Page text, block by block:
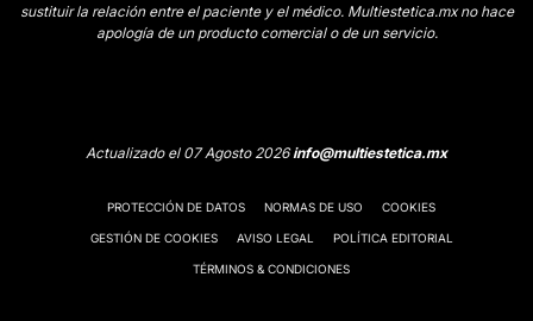
sustituir la relación entre el paciente y el médico. Multiestetica.mx no hace
apología de un producto comercial o de un servicio.
Actualizado el 07 Agosto 2026info@multiestetica.mx
PROTECCIÓN DE DATOS NORMAS DE USO COOKIES
GESTIÓN DE COOKIES AVISO LEGAL POLÍTICA EDITORIAL
TÉRMINOS & CONDICIONES